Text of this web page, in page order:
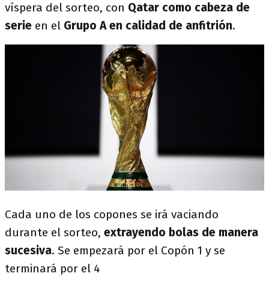
víspera del sorteo, con Qatar como cabeza de
serie en el Grupo A en calidad de anfitrión.
Cada uno de los copones se irá vaciando
durante el sorteo, extrayendo bolas de manera
sucesiva. Se empezará por el Copón 1 y se
terminará por el 4